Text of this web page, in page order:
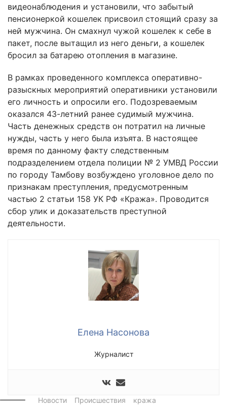
видеонаблюдения и установили, что забытый
пенсионеркой кошелек присвоил стоящий сразу за
ней мужчина. Он смахнул чужой кошелек к себе в
пакет, после вытащил из него деньги, а кошелек
бросил за батарею отопления в магазине.
В рамках проведенного комплекса оперативно-
разыскных мероприятий оперативники установили
его личность и опросили его. Подозреваемым
оказался 43-летний ранее судимый мужчина.
Часть денежных средств он потратил на личные
нужды, часть у него была изъята. В настоящее
время по данному факту следственным
подразделением отдела полиции № 2 УМВД России
по городу Тамбову возбуждено уголовное дело по
признакам преступления, предусмотренным
частью 2 статьи 158 УК РФ «Кража». Проводится
сбор улик и доказательств преступной
деятельности.
Елена Насонова
Журналист
Новости Происшествия кража